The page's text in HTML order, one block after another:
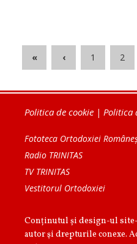
« ‹ 1 2
Politica de cookie | Politica
Fototeca Ortodoxiei
Radio TRINITAS
TV TRINITAS
Vestitorul Ortodoxiei
Conținutul și design-ul
autor şi drepturile conexe.